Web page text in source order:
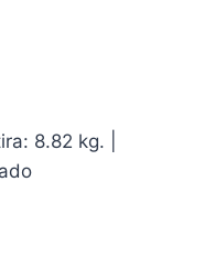
8.82 kg. |